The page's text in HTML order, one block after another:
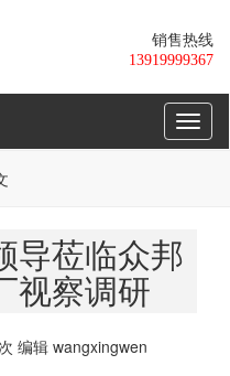
销售热线
13919999367
导莅临众邦
视察调研
次 编辑 wangxingwen